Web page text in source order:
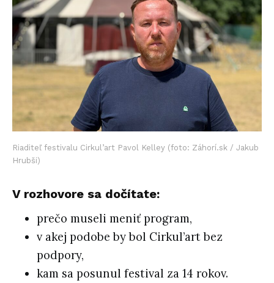
Riaditeľ festivalu Cirkul’art Pavol Kelley (foto: Záhorí.sk / Jakub
Hrubši)
V rozhovore sa dočítate:
prečo museli meniť program,
v akej podobe by bol Cirkul’art bez
podpory,
kam sa posunul festival za 14 rokov.